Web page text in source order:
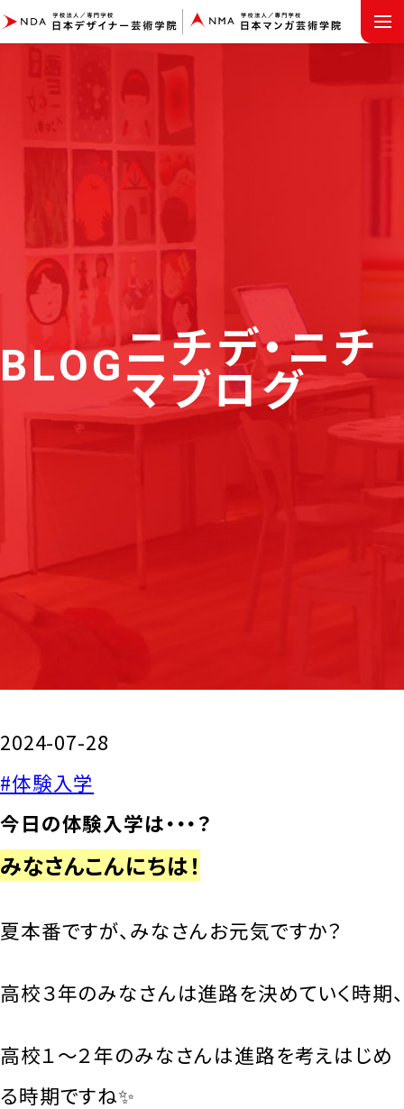
BLOGニチデ・ニチ
マブログ
2024-07-28
#体験入学
今日の体験入学は・・・？
みなさんこんにちは！
夏本番ですが、みなさんお元気ですか？
高校３年のみなさんは進路を決めていく時期、
高校１～２年のみなさんは進路を考えはじめ
る時期ですね✨